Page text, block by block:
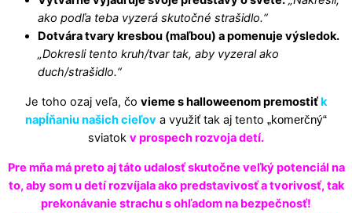
ako podľa teba vyzerá skutočné strašidlo.“
Dotvára tvary kresbou (maľbou) a pomenuje výsledok.
„Dokresli tento kruh/tvar tak, aby vyzeral ako
duch/strašidlo.“
Je toho ozaj veľa, čo vieme s halloweenom premostiťk
napĺňaniu našich cieľov a využiť tak aj tento „komerčný“
sviatok v prospech rozvoja detí.
Pre mňa má preto aj táto udalosť skutočne veľký potenciál na
to, aby som u detí rozvíjala ako predstavivosť a tvorivosť, tak
prekonávanie strachu s ohľadom na bezpečnosť!